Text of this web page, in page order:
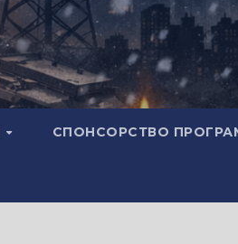
СПОНСОРСТВО